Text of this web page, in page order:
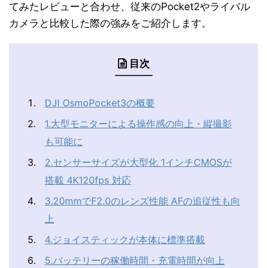
てみたレビューと合わせ、従来のPocket2やライバル
カメラと比較した際の強みをご紹介します。
目次
DJI OsmoPocket3の概要
1.大型モニターによる操作感の向上・縦撮影
も可能に
2.センサーサイズが大型化 1インチCMOSが
搭載 4K120fps 対応
3.20mmでF2.0のレンズ性能 AFの追従性も向
上
4.ジョイスティックが本体に標準搭載
5.バッテリーの稼働時間・充電時間が向上